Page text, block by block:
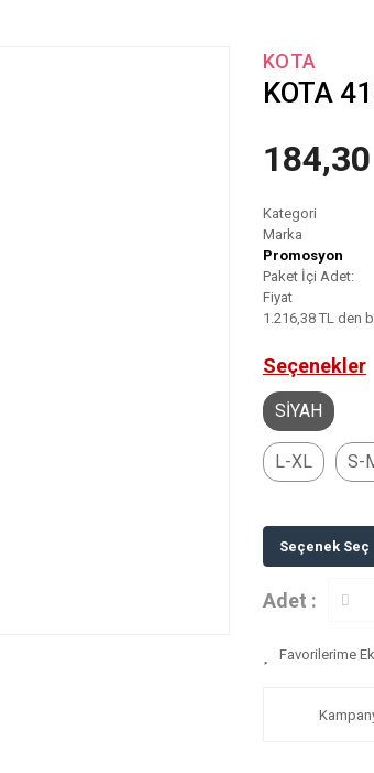
KOTA
KOTA
Kategori
Marka
Promosyon
Paket İçi Adet:
Fiyat
1.216,38 TL den
Seçenekler
SİYAH
L-XL S-
Seçenek Seç
Adet :